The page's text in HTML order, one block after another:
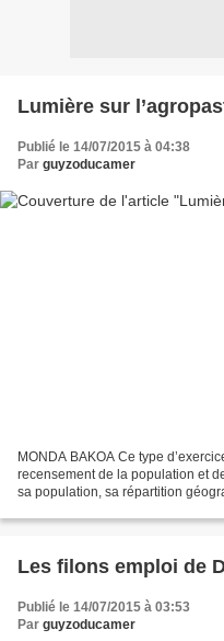
Lumière sur
Publié le 14/07/2015 à 04:38
Par guyzoducamer
MONDA BAKOA Ce type
recensement de la population et
sa population, sa répartition
Les filons emploi de
Publié le 14/07/2015 à 03:53
Par guyzoducamer